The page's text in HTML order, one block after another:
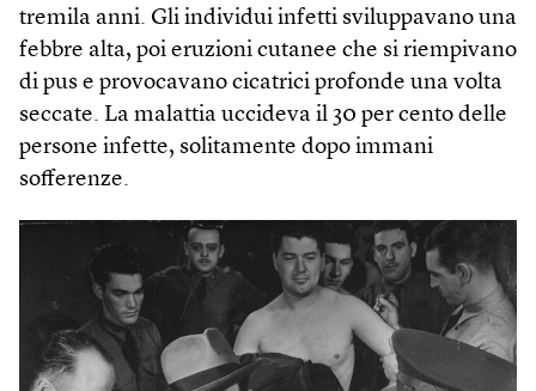
tremila anni. Gli individui infetti sviluppavano una
febbre alta, poi eruzioni cutanee che si riempivano
di pus e provocavano cicatrici profonde una volta
seccate. La malattia uccideva il 30 per cento delle
persone infette, solitamente dopo immani
sofferenze.